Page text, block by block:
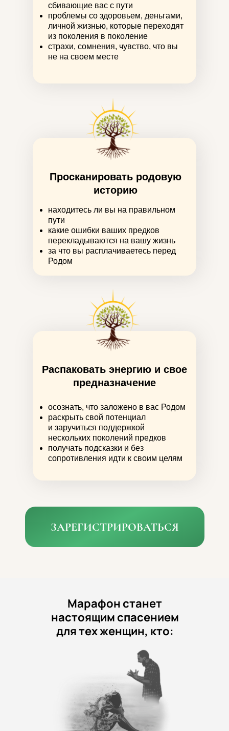
сбивающие вас с пути
проблемы со здоровьем, деньгами,
личной жизнью, которые переходят
из поколения в поколение
страхи, сомнения, чувство, что вы
не на своем месте
находитесь ли вы на правильном
пути
какие ошибки ваших предков
перекладываются на вашу жизнь
за что вы расплачиваетесь перед
Родом
Просканировать родовую
историю
осознать, что заложено в вас Родом
раскрыть свой потенциал
и заручиться поддержкой
нескольких поколений предков
получать подсказки и без
сопротивления идти к своим целям
Распаковать энергию и свое
предназначение
ЗАРЕГИСТРИРОВАТЬСЯ
Марафон станет
настоящим спасением
для тех женщин, кто: